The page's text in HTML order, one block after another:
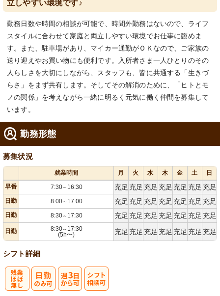
立しやすい環境です♪
勤務日数や時間の相談が可能で、時間外勤務はないので、ライフ
スタイルに合わせて家庭と両立しやすい環境でお仕事に臨めま
す。また、駐車場があり、マイカー通勤がＯＫなので、ご家族の
送り迎えやお買い物にも便利です。入所者さま一人ひとりのその
人らしさを大切にしながら、スタッフも、皆に共通する「生きづ
らさ」をまず共有します。そしてその解消のために、「ヒトとモ
ノの関係」を考えながら一緒に明るく元気に働く仲間を募集して
います。
勤務形態
募集状況
就業時間 月 火 水 木 金 土
日
早番
7:30～ 16:30 充足 充足 充足 充足 充足 充足 充足
日勤 8:00～ 17:00 充足 充足 充足 充足 充足 充足 充足
日勤 8:30～ 17:30 充足 充足 充足 充足 充足 充足 充足
日勤 8:30～ 17:30
(5h〜)
充足 充足 充足 充足 充足 充足 充足
シフト詳細